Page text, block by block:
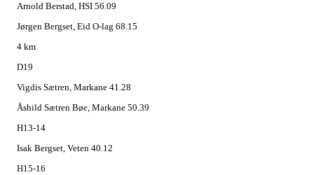
Arnold Berstad, HSI 56.09
Jørgen Bergset, Eid O-lag 68.15
4 km
D19
Vigdis Sætren, Markane 41.28
Åshild Sætren Bøe, Markane 50.39
H13-14
Isak Bergset, Veten 40.12
H15-16